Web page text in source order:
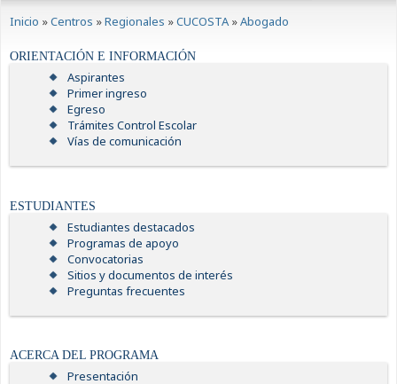
Inicio »Centros »Regionales »CUCOSTA »Abogado
ORIENTACIÓN E INFORMACIÓN
Aspirantes
Primer ingreso
Egreso
Trámites Control Escolar
Vías de comunicación
ESTUDIANTES
Estudiantes destacados
Programas de apoyo
Convocatorias
Sitios y documentos de interés
Preguntas frecuentes
ACERCA DEL PROGRAMA
Presentación